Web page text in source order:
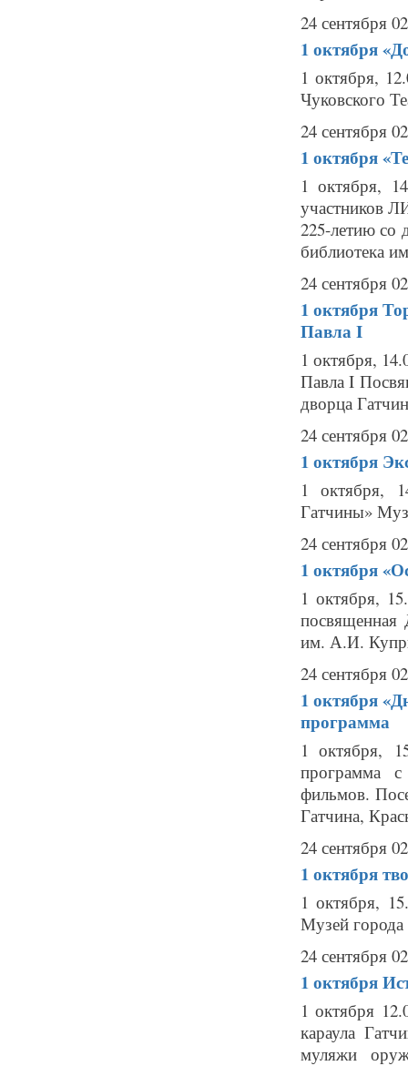
24 сентября
1 октября
1 октября,
Чуковского
24 сентября
1 октября
1 октября,
участников
225-летию со
библиотека
24 сентября
1 октября
Павла I
1 октября,
Павла I
дворца
24 сентября
1 октября
1 октября,
Гатчины»
24 сентября
1 октября
1 октября,
им. А.И.
24 сентября
1 октября
программа
1 октября,
программа
фильмов.
Гатчина,
24 сентября
1 октября
1 октября,
Музей
24 сентября
1 октября
1 октября
караула
муляжи